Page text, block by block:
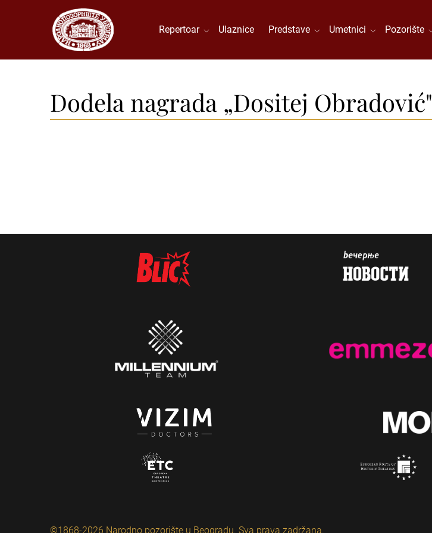
Repertoar Ulaznice Predstave Umetnici Pozorište
Dodela nagrada „Dositej Obradović"
©1868-2026 Narodno pozorište u Beogradu. Sva prava zadržana.